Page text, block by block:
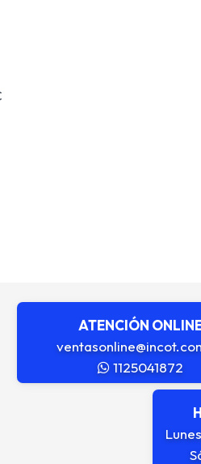
ATENCIÓN
1125041872